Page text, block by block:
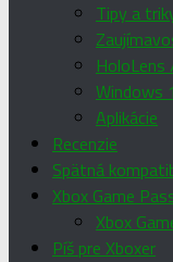
Tipy a
HoloLens
Windows
Aplikácie
Recenzie
Spätná
Xbox Game
Xbox
Píš pre Xboxer